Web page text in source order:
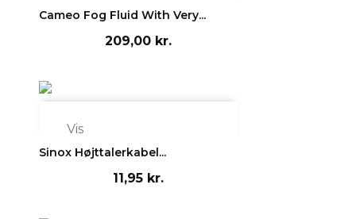
Cameo Fog Fluid With Very...
209,00 kr.
Vis
Sinox Højttalerkabel...
11,95 kr.